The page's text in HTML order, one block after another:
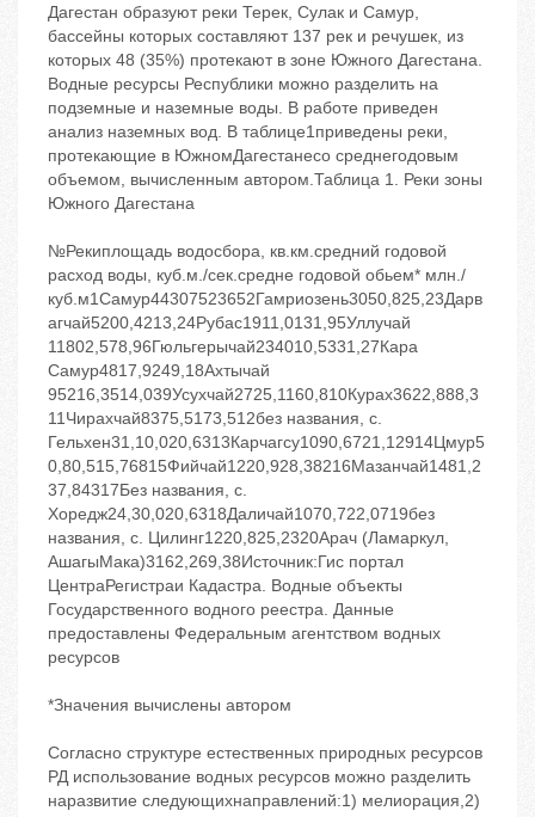
Дагестан образуют реки Терек, Сулак и Самур,
бассейны которых составляют 137 рек и речушек, из
которых 48 (35%) протекают в зоне Южного Дагестана.
Водные ресурсы Республики можно разделить на
подземные и наземные воды. В работе приведен
анализ наземных вод. В таблице1приведены реки,
протекающие в ЮжномДагестанесо среднегодовым
объемом, вычисленным автором.Таблица 1. Реки зоны
Южного Дагестана
№Рекиплощадь водосбора, кв.км.средний годовой
расход воды, куб.м./сек.средне годовой обьем* млн./
куб.м1Самур44307523652Гамриозень3050,825,23Дарв
агчай5200,4213,24Рубас1911,0131,95Уллучай
11802,578,96Гюльгерычай234010,5331,27Кара
Самур4817,9249,18Ахтычай
95216,3514,039Усухчай2725,1160,810Курах3622,888,3
11Чирахчай8375,5173,512без названия, с.
Гельхен31,10,020,6313Карчагсу1090,6721,12914Цмур5
0,80,515,76815Фийчай1220,928,38216Мазанчай1481,2
37,84317Без названия, с.
Хоредж24,30,020,6318Даличай1070,722,0719без
названия, с. Цилинг1220,825,2320Арач (Ламаркул,
АшагыМака)3162,269,38Источник:Гис портал
ЦентраРегистраи Кадастра. Водные объекты
Государственного водного реестра. Данные
предоставлены Федеральным агентством водных
ресурсов
*Значения вычислены автором
Согласно структуре естественных природных ресурсов
РД использование водных ресурсов можно разделить
наразвитие следующихнаправлений:1) мелиорация,2)